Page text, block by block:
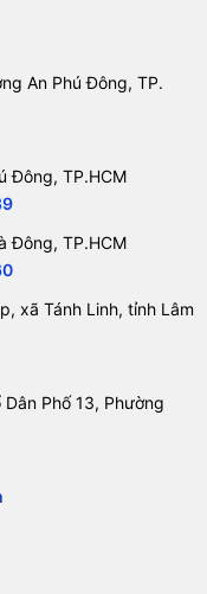
An Phú Đông, TP.
Đông, TP.HCM
Đông, TP.HCM
xã Tánh Linh, tỉnh Lâm
Phố 13, Phường